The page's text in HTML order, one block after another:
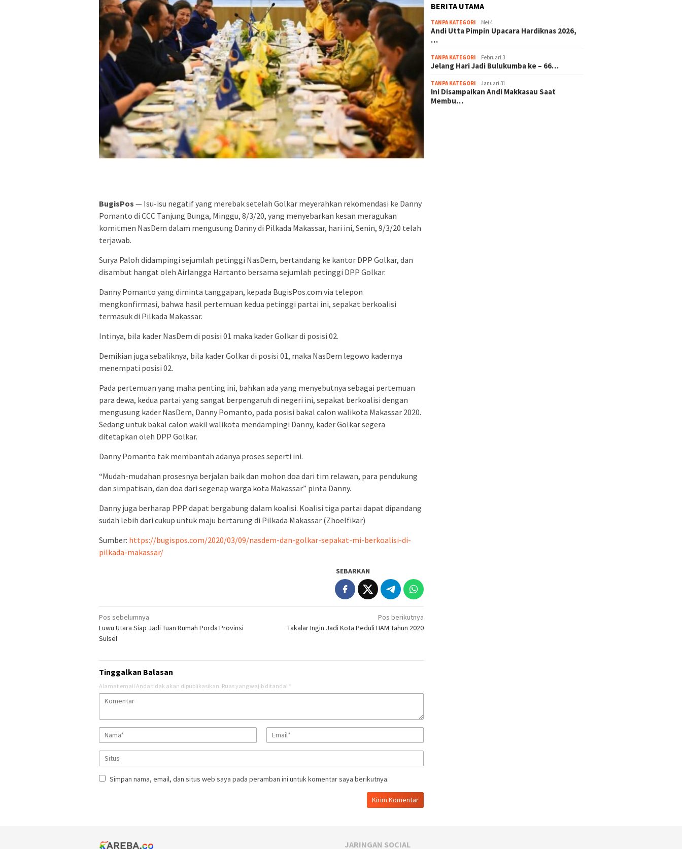
BugisPos — Isu-isu negatif yang merebak setelah Golkar meyerahkan rekomendasi ke Danny
Pomanto di CCC Tanjung Bunga, Minggu, 8/3/20, yang menyebarkan kesan meragukan
komitmen NasDem dalam mengusung Danny di Pilkada Makassar, hari ini, Senin, 9/3/20 telah
terjawab.
Surya Paloh didampingi sejumlah petinggi NasDem, bertandang ke kantor DPP Golkar, dan
disambut hangat oleh Airlangga Hartanto bersama sejumlah petinggi DPP Golkar.
Danny Pomanto yang diminta tanggapan, kepada BugisPos.com via telepon
mengkonfirmasi, bahwa hasil pertemuan kedua petinggi partai ini, sepakat berkoalisi
termasuk di Pilkada Makassar.
Intinya, bila kader NasDem di posisi 01 maka kader Golkar di posisi 02.
Demikian juga sebaliknya, bila kader Golkar di posisi 01, maka NasDem legowo kadernya
menempati posisi 02.
Pada pertemuan yang maha penting ini, bahkan ada yang menyebutnya sebagai pertemuan
para dewa, kedua partai yang sangat berpengaruh di negeri ini, sepakat berkoalisi dengan
mengusung kader NasDem, Danny Pomanto, pada posisi bakal calon walikota Makassar 2020.
Sedang untuk bakal calon wakil walikota mendampingi Danny, kader Golkar segera
ditetapkan oleh DPP Golkar.
Danny Pomanto tak membantah adanya proses seperti ini.
“Mudah-mudahan prosesnya berjalan baik dan mohon doa dari tim relawan, para pendukung
dan simpatisan, dan doa dari segenap warga kota Makassar” pinta Danny.
Danny juga berharap PPP dapat bergabung dalam koalisi. Koalisi tiga partai dapat dipandang
sudah lebih dari cukup untuk maju bertarung di Pilkada Makassar (Zhoelfikar)
Sumber: https://bugispos.com/2020/03/09/nasdem-dan-golkar-sepakat-mi-berkoalisi-di-
pilkada-makassar/
SEBARKAN
Navigasi
pos
Pos sebelumnya
Luwu Utara Siap Jadi Tuan Rumah Porda Provinsi
Sulsel
Pos berikutnya
Takalar Ingin Jadi Kota Peduli HAM Tahun 2020
Tinggalkan Balasan
Alamat email Anda tidak akan dipublikasikan. Ruas yang wajib ditandai *
Simpan nama, email, dan situs web saya pada peramban ini untuk komentar saya berikutnya.
BERITA UTAMA
TANPA KATEGORI Mei 4
Andi Utta Pimpin Upacara Hardiknas 2026,
…
TANPA KATEGORI Februari 3
Jelang Hari Jadi Bulukumba ke – 66…
TANPA KATEGORI Januari 31
Ini Disampaikan Andi Makkasau Saat
Membu…
JARINGAN SOCIAL